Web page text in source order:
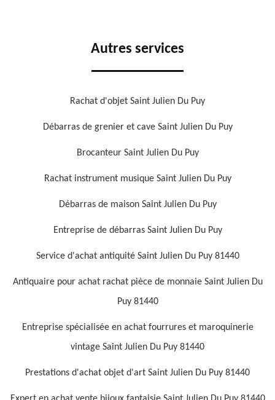
Autres services
Rachat d'objet Saint Julien Du Puy
Débarras de grenier et cave Saint Julien Du Puy
Brocanteur Saint Julien Du Puy
Rachat instrument musique Saint Julien Du Puy
Débarras de maison Saint Julien Du Puy
Entreprise de débarras Saint Julien Du Puy
Service d'achat antiquité Saint Julien Du Puy 81440
Antiquaire pour achat rachat pièce de monnaie Saint Julien Du
Puy 81440
Entreprise spécialisée en achat fourrures et maroquinerie
vintage Saint Julien Du Puy 81440
Prestations d'achat objet d'art Saint Julien Du Puy 81440